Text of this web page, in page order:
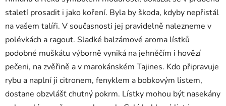
staletí prosadit i jako koření. Byla by škoda, kdyby nepřistál
na vašem talíři. V současnosti jej pravidelně nalezneme v
polévkách a ragout. Sladké balzámové aroma lístků
podobné muškátu výborně vyniká na jehněčím i hovězí
pečeni, na zvěřině a v marokánském Tajines. Kdo připravuje
rybu a naplní ji citronem, fenyklem a bobkovým listem,
dostane obzvlášť chutný pokrm. Lístky mohou být nasekány